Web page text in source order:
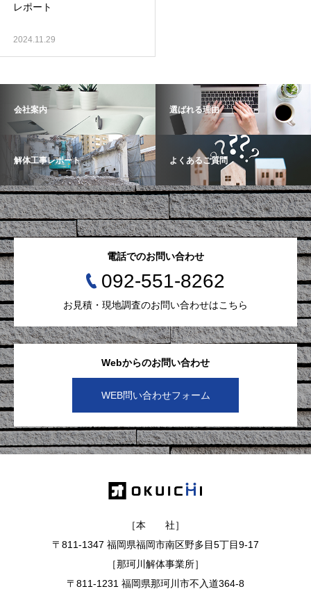
レポート
2024.11.29
会社案内 選ばれる理由
解体工事レポート よくあるご質問
Webからのお問い合わせ
WEB問い合わせフォーム
電話でのお問い合わせ
092-551-8262
お見積・現地調査のお問い合わせはこちら
［本 社］
〒811-1347 福岡県福岡市南区野多目5丁目9-17
［那珂川解体事業所］
〒811-1231 福岡県那珂川市不入道364-8